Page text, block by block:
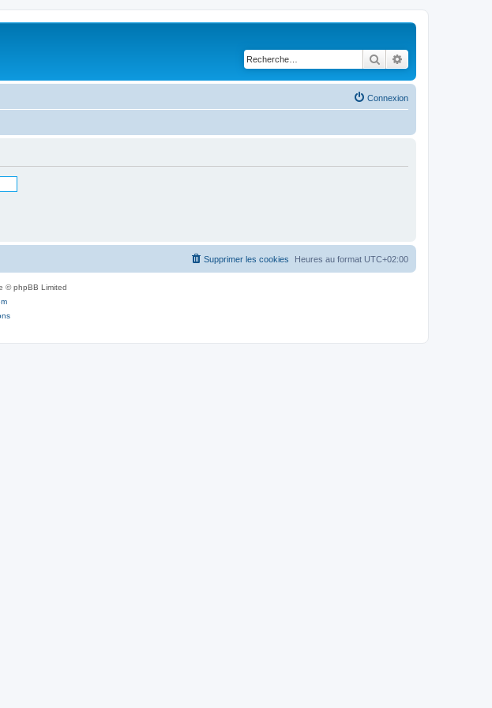
Rechercher
Connexion
Heures au format UTC+02:00
Supprimer les cookies
© phpBB Limited